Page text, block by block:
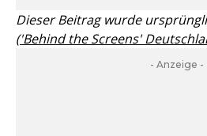
Dieser Beitrag wurde
('Behind the Screens'
- Anzeige -